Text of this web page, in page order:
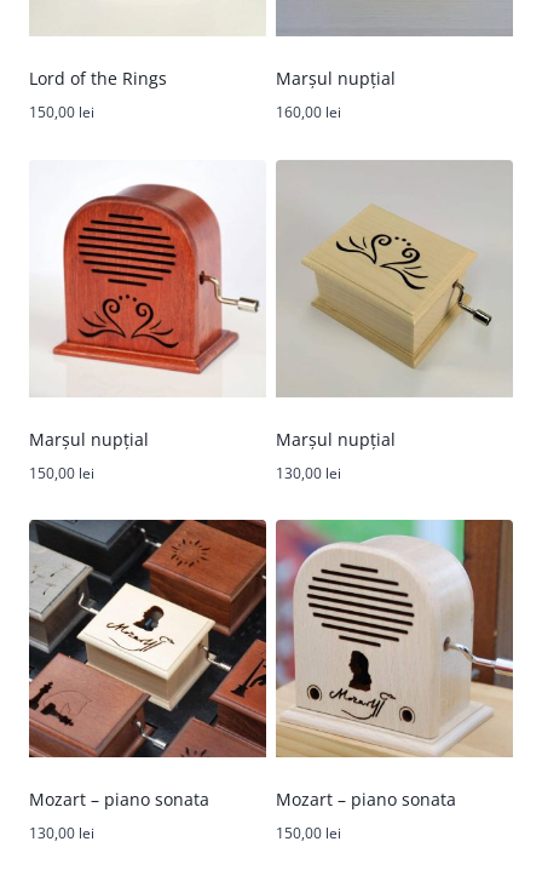
Lord of the Rings
150,00 lei
Marșul nupțial
160,00 lei
Marșul nupțial
150,00 lei
Marșul nupțial
130,00 lei
Mozart – piano sonata
130,00 lei
Mozart – piano sonata
150,00 lei